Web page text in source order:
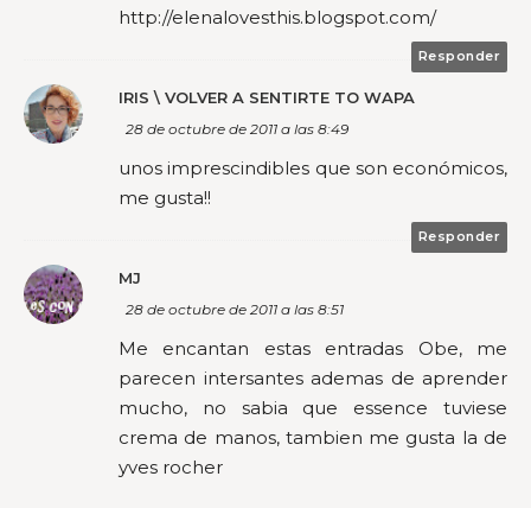
http://elenalovesthis.blogspot.com/
Responder
IRIS \ VOLVER A SENTIRTE TO WAPA
28 de octubre de 2011 a las 8:49
unos imprescindibles que son económicos,
me gusta!!
Responder
MJ
28 de octubre de 2011 a las 8:51
Me encantan estas entradas Obe, me
parecen intersantes ademas de aprender
mucho, no sabia que essence tuviese
crema de manos, tambien me gusta la de
yves rocher